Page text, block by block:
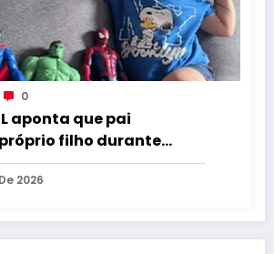
0
aponta que pai
filho durante
2026